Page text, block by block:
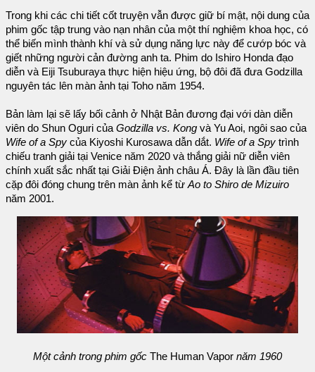
Trong khi các chi tiết cốt truyện vẫn được giữ bí mật, nội dung của
phim gốc tập trung vào nạn nhân của một thí nghiệm khoa học, có
thể biến mình thành khí và sử dụng năng lực này để cướp bóc và
giết những người cản đường anh ta. Phim do Ishiro Honda đạo
diễn và Eiji Tsuburaya thực hiện hiệu ứng, bộ đôi đã đưa Godzilla
nguyên tác lên màn ảnh tại Toho năm 1954.
Bản làm lại sẽ lấy bối cảnh ở Nhật Bản đương đại với dàn diễn
viên do Shun Oguri của Godzilla vs. Kong và Yu Aoi, ngôi sao của
Wife of a Spy của Kiyoshi Kurosawa dẫn dắt. Wife of a Spy trình
chiếu tranh giải tại Venice năm 2020 và thắng giải nữ diễn viên
chính xuất sắc nhất tại Giải Điện ảnh châu Á. Đây là lần đầu tiên
cặp đôi đóng chung trên màn ảnh kể từ Ao to Shiro de Mizuiro
năm 2001.
Một cảnh trong phim gốc The Human Vapor năm 1960